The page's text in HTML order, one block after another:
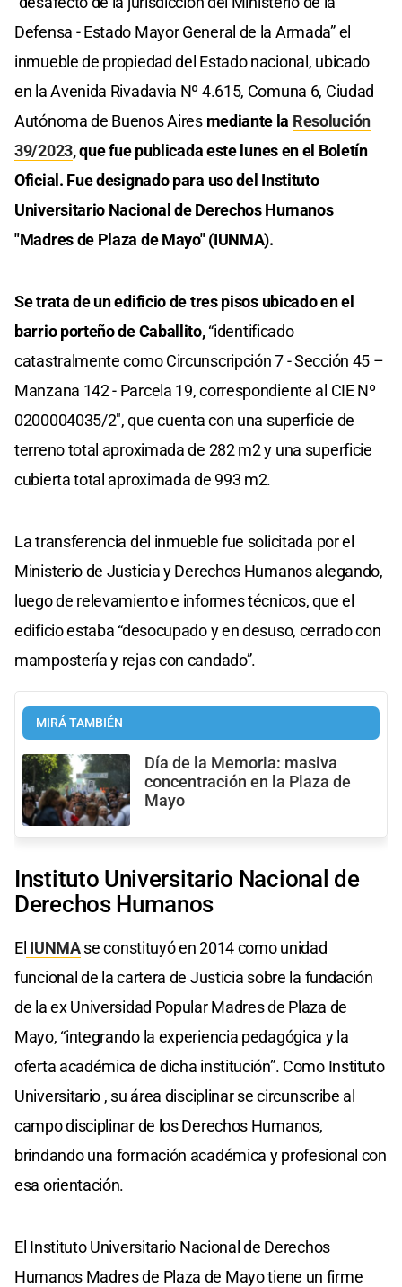
Defensa - Estado Mayor General de la Armada” el
inmueble de propiedad del Estado nacional, ubicado
en la Avenida Rivadavia Nº 4.615, Comuna 6, Ciudad
Autónoma de Buenos Aires mediante la Resolución
39/2023, que fue publicada este lunes en el Boletín
Oficial. Fue designado para uso del Instituto
Universitario Nacional de Derechos Humanos
"Madres de Plaza de Mayo" (IUNMA).
Se trata de un edificio de tres pisos ubicado en el
barrio porteño de Caballito,“identificado
catastralmente como Circunscripción 7 - Sección 45 –
Manzana 142 - Parcela 19, correspondiente al CIE Nº
0200004035/2″, que cuenta con una superficie de
terreno total aproximada de 282 m2 y una superficie
cubierta total aproximada de 993 m2.
La transferencia del inmueble fue solicitada por el
Ministerio de Justicia y Derechos Humanos alegando,
luego de relevamiento e informes técnicos, que el
edificio estaba “desocupado y en desuso, cerrado con
mampostería y rejas con candado”.
MIRÁ TAMBIÉN
Día de la Memoria: masiva
concentración en la Plaza de
Mayo
Instituto Universitario Nacional de
Derechos Humanos
El IUNMAse constituyó en 2014 como unidad
funcional de la cartera de Justicia sobre la fundación
de la ex Universidad Popular Madres de Plaza de
Mayo, “integrando la experiencia pedagógica y la
oferta académica de dicha institución”. Como Instituto
Universitario , su área disciplinar se circunscribe al
campo disciplinar de los Derechos Humanos,
brindando una formación académica y profesional con
esa orientación.
El Instituto Universitario Nacional de Derechos
Humanos Madres de Plaza de Mayo tiene un firme